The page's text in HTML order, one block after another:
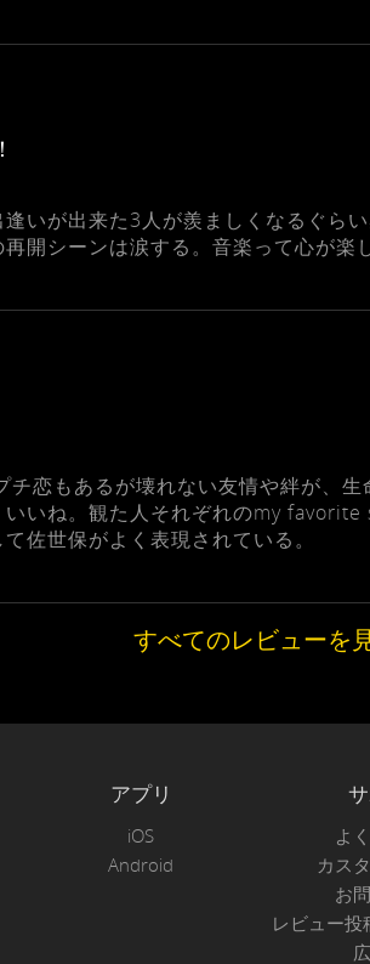
いが出来た3人が羨ましくなるぐら
開シーンは涙する。音楽って心が楽
チ恋もあるが壊れない友情や絆が、
いね。観た人それぞれのmy
佐世保がよく表現されている。
すべてのレビューを
アプリ
iOS
Android
よ
カス
お
レビュー投